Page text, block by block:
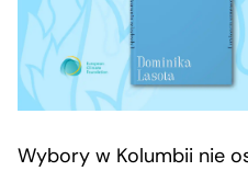
Wybory w Kolumbii nie